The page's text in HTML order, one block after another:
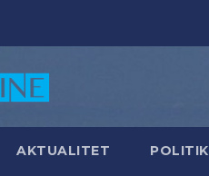
AKTUALITET